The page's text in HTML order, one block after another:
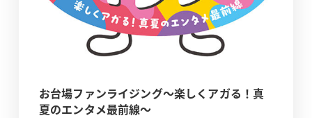
お台場ファンライジング～楽しくアガる！真
夏のエンタメ最前線～